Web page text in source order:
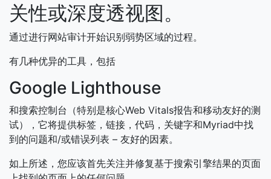
关性或深度透视图。
通过进行网站审计开始识别弱势区域的过程。
有几种优异的工具，包括
Google Lighthouse
和搜索控制台（特别是核心Web Vitals报告和移动友好的测
试），它将提供标签，链接，代码，关键字和Myriad中找
到的问题和/或错误列表 – 友好的因素。
如上所述，您应该首先关注并修复基于搜索引擎结果的页面